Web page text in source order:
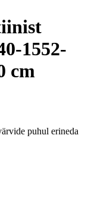
1552-
cm
puhul erineda